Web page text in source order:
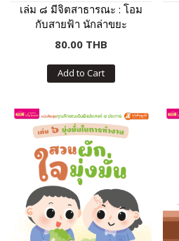
เล่ม ๘ มีจิตสาธารณะ : โอม
กับสายฟ้า นักล่าขยะ
80.00 THB
Add to Cart